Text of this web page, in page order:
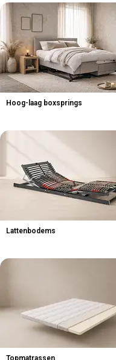
Hoog-laag boxsprings
Lattenbodems